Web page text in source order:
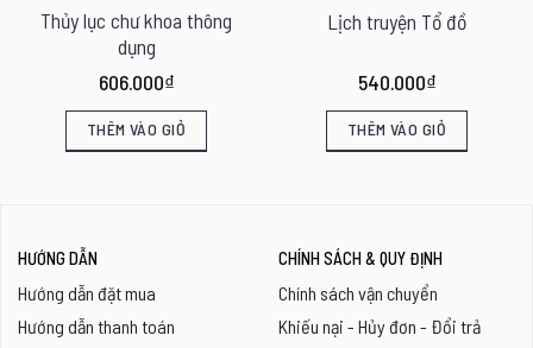
Thủy lục chư khoa thông
dụng
606.000₫
THÊM VÀO GIỎ
Lịch truyện Tổ đồ
540.000₫
THÊM VÀO GIỎ
HƯỚNG DẪN
Hướng dẫn đặt mua
Hướng dẫn thanh toán
CHÍNH SÁCH & QUY ĐỊNH
Chính sách vận chuyển
Khiếu nại - Hủy đơn - Đổi trả